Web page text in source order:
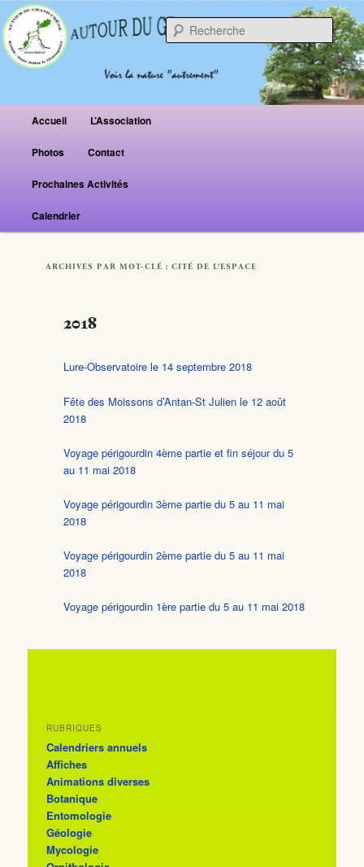
Menu principal
Aller au contenu principal
Aller au contenu secondaire
Accueil L’Association
Photos Contact
Prochaines Activités
Calendrier
ARCHIVES PAR MOT-CLÉ :CITÉ DE L’ESPACE
2018
Lure-Observatoire le 14 septembre 2018
Fête des Moissons d’Antan-St Julien le 12 août
2018
Voyage périgourdin 4ème partie et fin séjour du 5
au 11 mai 2018
Voyage périgourdin 3ème partie du 5 au 11 mai
2018
Voyage périgourdin 2ème partie du 5 au 11 mai
2018
Voyage périgourdin 1ère partie du 5 au 11 mai 2018
RUBRIQUES
Calendriers annuels
Affiches
Animations diverses
Botanique
Entomologie
Géologie
Mycologie